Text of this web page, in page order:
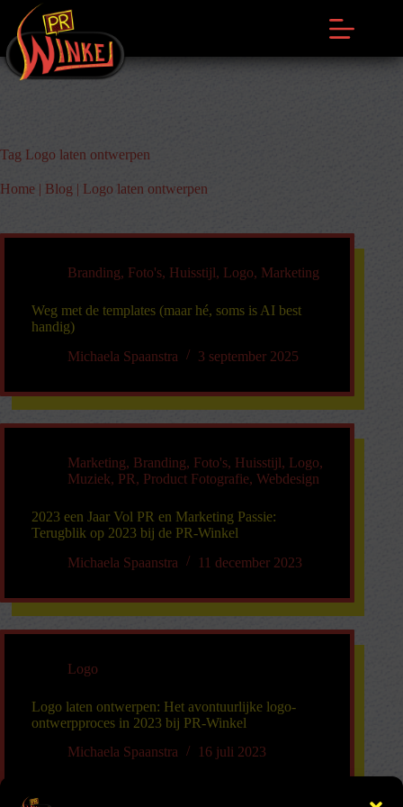
naar
de
inhoud
Tag Logo laten ontwerpen
Home | Blog | Logo laten ontwerpen
Branding, Foto's, Huisstijl, Logo, Marketing
Weg met de templates (maar hé, soms is AI best
handig)
Michaela Spaanstra
3 september 2025
Marketing, Branding, Foto's, Huisstijl, Logo,
Muziek, PR, Product Fotografie, Webdesign
2023 een Jaar Vol PR en Marketing Passie:
Terugblik op 2023 bij de PR-Winkel
Michaela Spaanstra
11 december 2023
Logo
Logo laten ontwerpen: Het avontuurlijke logo-
ontwerpproces in 2023 bij PR-Winkel
Michaela Spaanstra
16 juli 2023